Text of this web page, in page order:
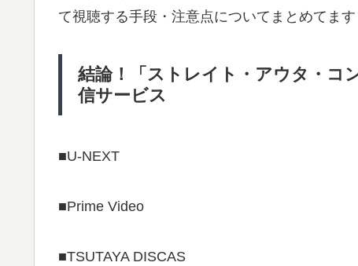
て視聴する手段・注意点についてまとめてます
結論！「ストレイト・アウタ・コ
信サービス
■U-NEXT
■Prime Video
■TSUTAYA DISCAS